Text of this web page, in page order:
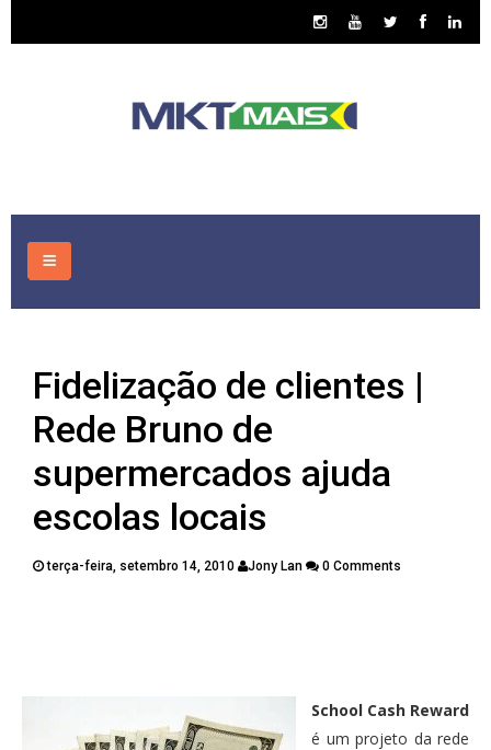
CONSULTORIA
ASSUNTOS
PUBLICAÇÕES
Fidelização de clientes |
Rede Bruno de
supermercados ajuda
escolas locais
terça-feira, setembro 14, 2010 Jony Lan 0 Comments
School Cash Reward
é um projeto da rede